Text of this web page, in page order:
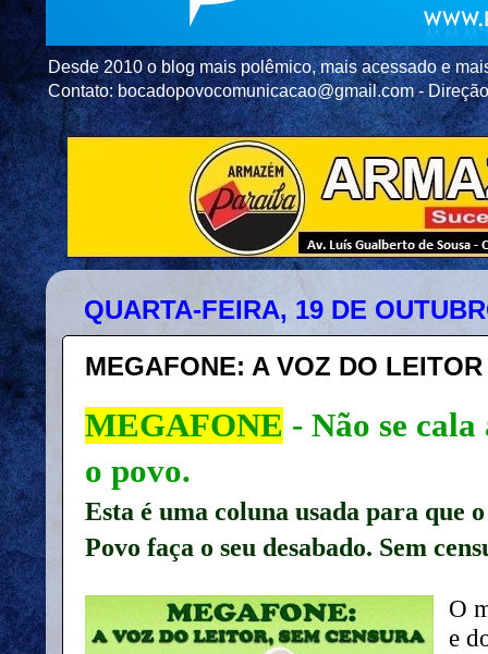
Desde 2010 o blog mais polêmico, mais acessado e
Contato: bocadopovocomunicacao@gmail.com -
QUARTA-FEIRA, 19 DE
MEGAFONE: A VOZ DO
MEGAFONE - Não se
o povo.
Esta é uma coluna usada para que
Povo faça o seu desabado. Sem
O
e